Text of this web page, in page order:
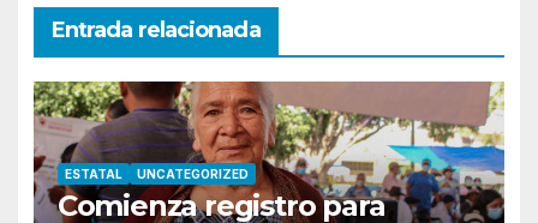
Entrada relacionada
ESTATAL UNCATEGORIZED
Comienza registro para